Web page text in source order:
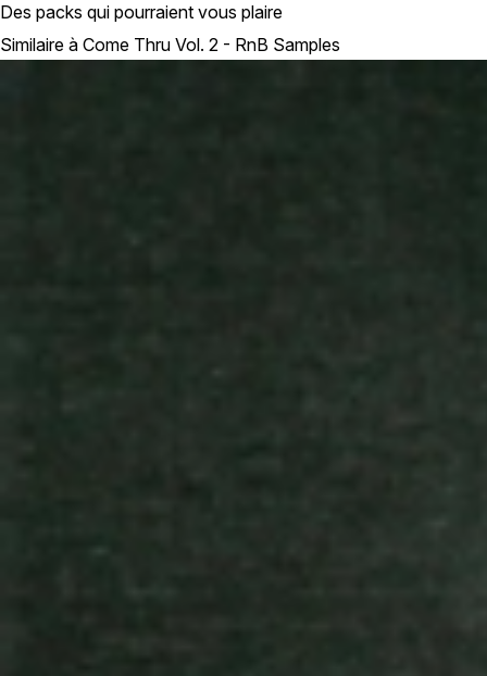
Des packs qui pourraient vous plaire
Similaire à Come Thru Vol. 2 - RnB Samples